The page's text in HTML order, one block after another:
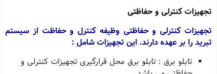
تجهیزات کنترلی و حفاظتی
تجهیزات کنترلی و حفاظتی وظیفه کنترل و حفاظت از سیستم
تبرید را بر عهده دارند. این تجهیزات شامل :
تابلو برق : تابلو برق محل قرارگیری تجهیزات کنترلی و